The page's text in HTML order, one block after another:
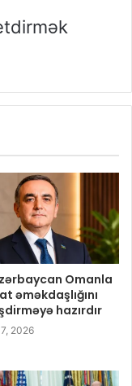
Omanla
əməkdaşlığını
hazırdır
2026